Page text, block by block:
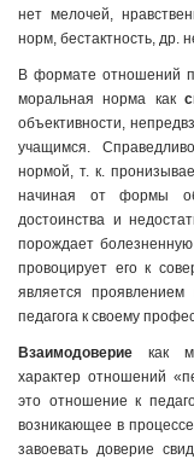
нет мелочей,
норм, бестактность, др.
В формате отношений
моральная норма как
объективности,
учащимся.
нормой, т. к.
начиная от формы
достоинства и
порождает
провоцирует его к
является
педагога к своему
Взаимодоверие как
характер отношений
это отношение к
возникающее в
завоевать доверие